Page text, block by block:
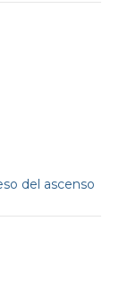
del ascenso